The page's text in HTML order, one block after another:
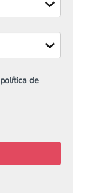
política de